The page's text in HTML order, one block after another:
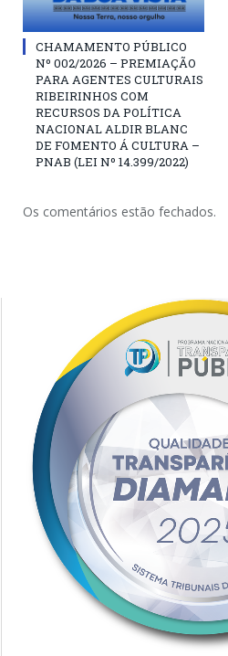
CHAMAMENTO PÚBLICO
Nº 002/2026 – PREMIAÇÃO
PARA AGENTES CULTURAIS
RIBEIRINHOS COM
RECURSOS DA POLÍTICA
NACIONAL ALDIR BLANC
DE FOMENTO Á CULTURA –
PNAB (LEI Nº 14.399/2022)
Os comentários estão fechados.